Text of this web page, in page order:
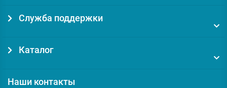
Служба поддержки
Каталог
Наши контакты